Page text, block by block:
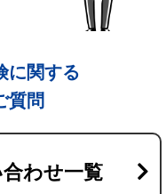
に関する
質問
わせ一覧